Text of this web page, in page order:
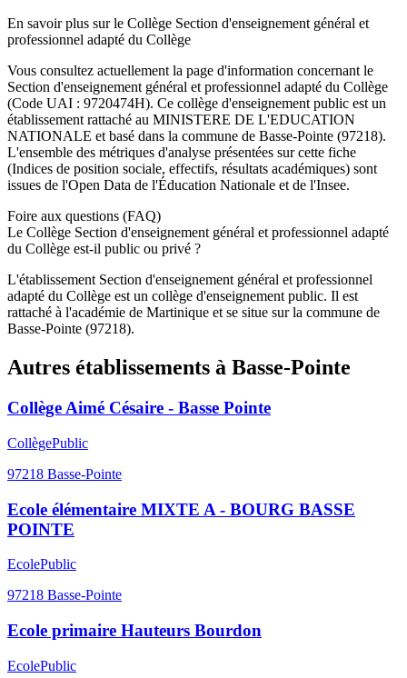
En savoir plus sur le Collège Section d'enseignement général et
professionnel adapté du Collège
Vous consultez actuellement la page d'information concernant le
Section d'enseignement général et professionnel adapté du Collège
(Code UAI : 9720474H). Ce collège d'enseignementpublic est un
établissement rattaché au MINISTERE DE L'EDUCATION
NATIONALE et basé dans la commune de Basse-Pointe (97218).
L'ensemble des métriques d'analyse présentées sur cette fiche
(Indices de position sociale, effectifs, résultats académiques) sont
issues de l'Open Data de l'Éducation Nationale et de l'Insee.
Foire aux questions (FAQ)
Le Collège Section d'enseignement général et professionnel adapté
du Collège est-il public ou privé ?
L'établissement Section d'enseignement général et professionnel
adapté du Collège est un collège d'enseignement public. Il est
rattaché à l'académie de Martinique et se situe sur la commune de
Basse-Pointe (97218).
Autres établissements à Basse-Pointe
Collège Aimé Césaire - Basse Pointe
CollègePublic
97218 Basse-Pointe
Ecole élémentaire MIXTE A - BOURG BASSE
POINTE
EcolePublic
97218 Basse-Pointe
Ecole primaire Hauteurs Bourdon
EcolePublic